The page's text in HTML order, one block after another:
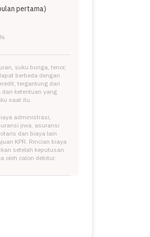
pertama)
%
suku bunga, tenor,
berbeda dengan
tergantung dari
ketentuan yang
saat itu.
administrasi,
jiwa, asuransi
dan biaya lain
KPR. Rincian biaya
setelah keputusan
oleh calon debitur.